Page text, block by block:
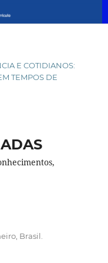
E COTIDIANOS:
TEMPOS DE
Brasil.